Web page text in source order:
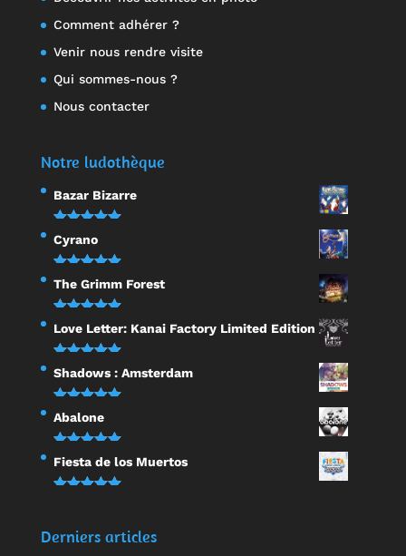
Comment adhérer ?
Venir nous rendre visite
Qui sommes-nous ?
Nous contacter
Notre ludothèque
Bazar Bizarre
Note5.00
sur 5
Cyrano
Note5.00
sur 5
The Grimm Forest
Note 5.00
sur 5
Love Letter: Kanai Factory Limited Edition
Note5.00
sur 5
Shadows : Amsterdam
Note5.00
sur 5
Abalone
Note5.00
sur 5
Fiesta de los Muertos
Derniers articles